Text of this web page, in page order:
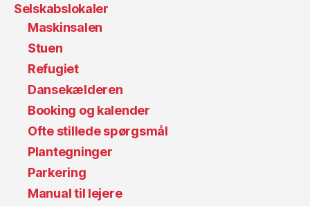
Selskabslokaler
Maskinsalen
Stuen
Refugiet
Dansekælderen
Booking og kalender
Ofte stillede spørgsmål
Plantegninger
Parkering
Manual til lejere